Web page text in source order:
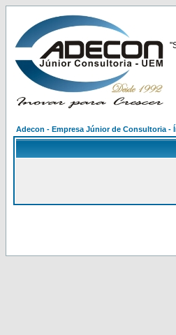
Adecon - Empresa Júnior de Consultoria -